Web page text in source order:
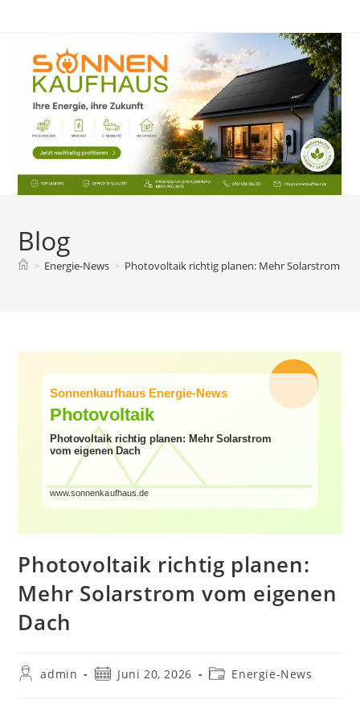
Blog
> Energie-News > Photovoltaik richtig planen: Mehr Solarstrom
Photovoltaik richtig planen:
Mehr Solarstrom vom eigenen
Dach
Beitrags-
admin
BeitragJuni 20, 2026
Beitrags-
Energie-News